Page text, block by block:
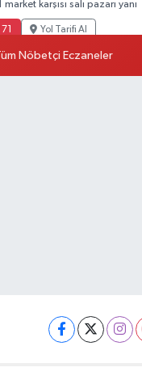
karşısı salı pazarı yanı
Yol Tarifi Al
Nöbetçi Eczaneler